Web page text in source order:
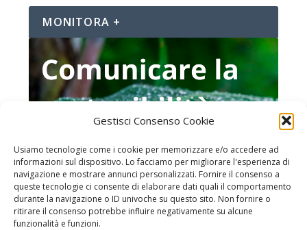
Gestisci Consenso Cookie
Usiamo tecnologie come i cookie per memorizzare e/o accedere ad
informazioni sul dispositivo. Lo facciamo per migliorare l'esperienza di
navigazione e mostrare annunci personalizzati. Fornire il consenso a
queste tecnologie ci consente di elaborare dati quali il comportamento
durante la navigazione o ID univoche su questo sito. Non fornire o
ritirare il consenso potrebbe influire negativamente su alcune
funzionalità e funzioni.
MONITORA +